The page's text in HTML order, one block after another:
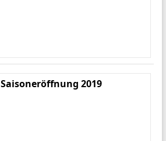
Saisoneröffnung 2019